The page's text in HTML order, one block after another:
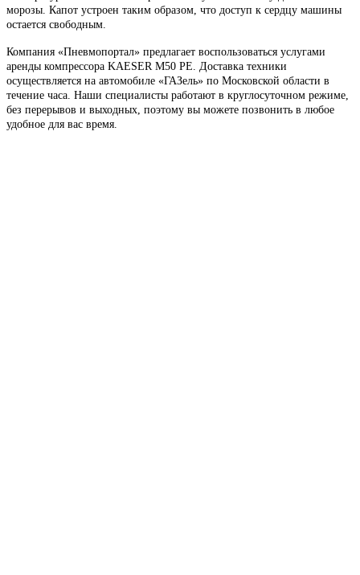
морозы. Капот устроен таким образом, что доступ к сердцу машины
остается свободным.
Компания «Пневмопортал» предлагает воспользоваться услугами
аренды компрессора KAESER M50 PE. Доставка техники
осуществляется на автомобиле «ГАЗель» по Московской области в
течение часа. Наши специалисты работают в круглосуточном режиме,
без перерывов и выходных, поэтому вы можете позвонить в любое
удобное для вас время.